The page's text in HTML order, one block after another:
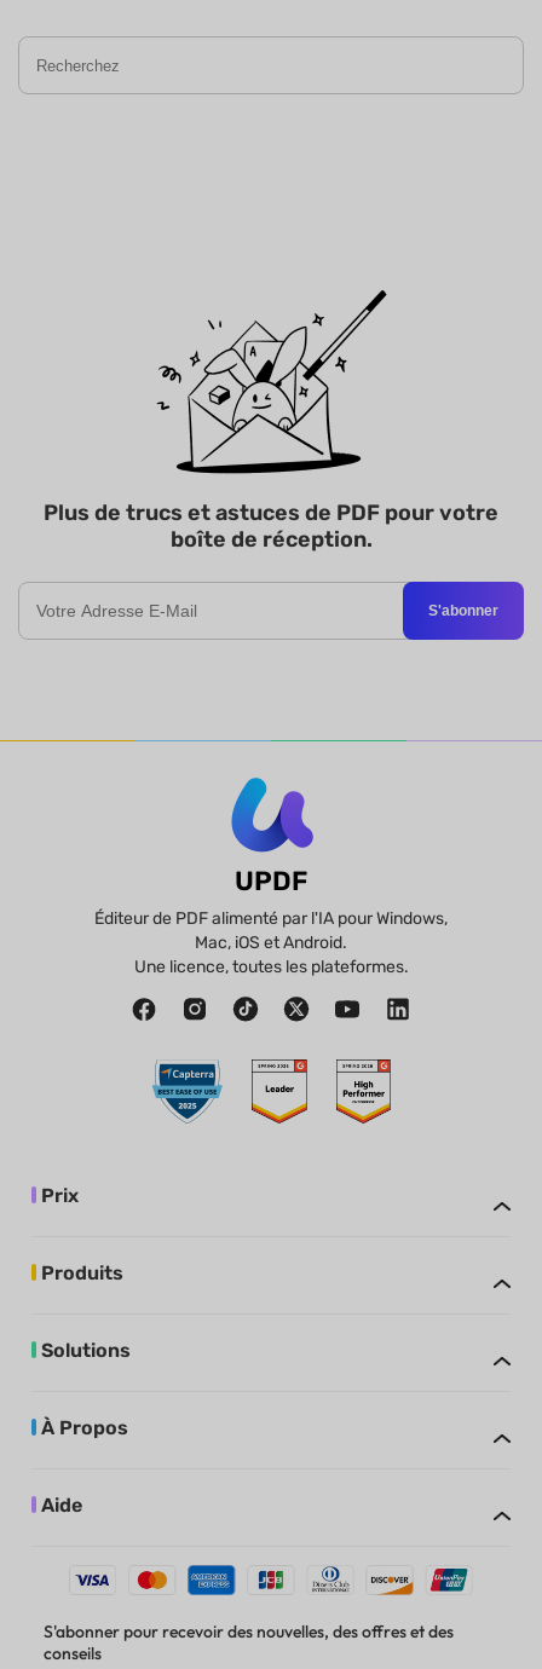
Plus de trucs et astuces de PDF pour votre
boîte de réception.
S'abonner
UPDF
Éditeur de PDF alimenté par l'IA pour Windows,
Mac, iOS et Android.
Une licence, toutes les plateformes.
Prix
Produits
Solutions
À Propos
Aide
S'abonner pour recevoir des nouvelles, des offres et des
conseils